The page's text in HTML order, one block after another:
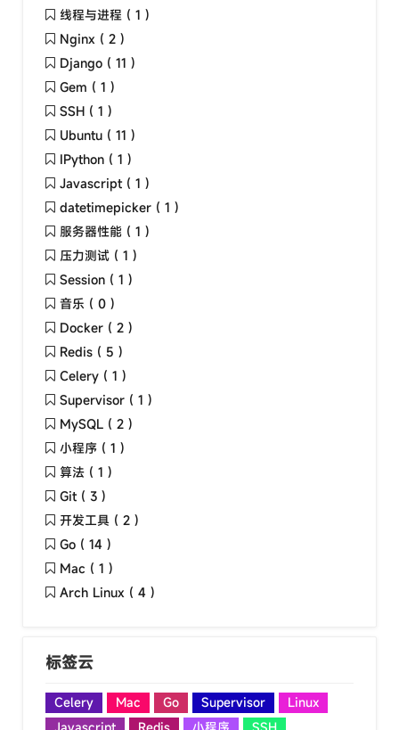
线程与进程 ( 1 )
Nginx ( 2 )
Django ( 11 )
Gem ( 1 )
SSH ( 1 )
Ubuntu ( 11 )
IPython ( 1 )
Javascript ( 1 )
datetimepicker ( 1 )
服务器性能 ( 1 )
压力测试 ( 1 )
Session ( 1 )
音乐 ( 0 )
Docker ( 2 )
Redis ( 5 )
Celery ( 1 )
Supervisor ( 1 )
MySQL ( 2 )
小程序 ( 1 )
算法 ( 1 )
Git ( 3 )
开发工具 ( 2 )
Go ( 14 )
Mac ( 1 )
Arch Linux ( 4 )
标签云
Celery Mac Go Supervisor
Linux